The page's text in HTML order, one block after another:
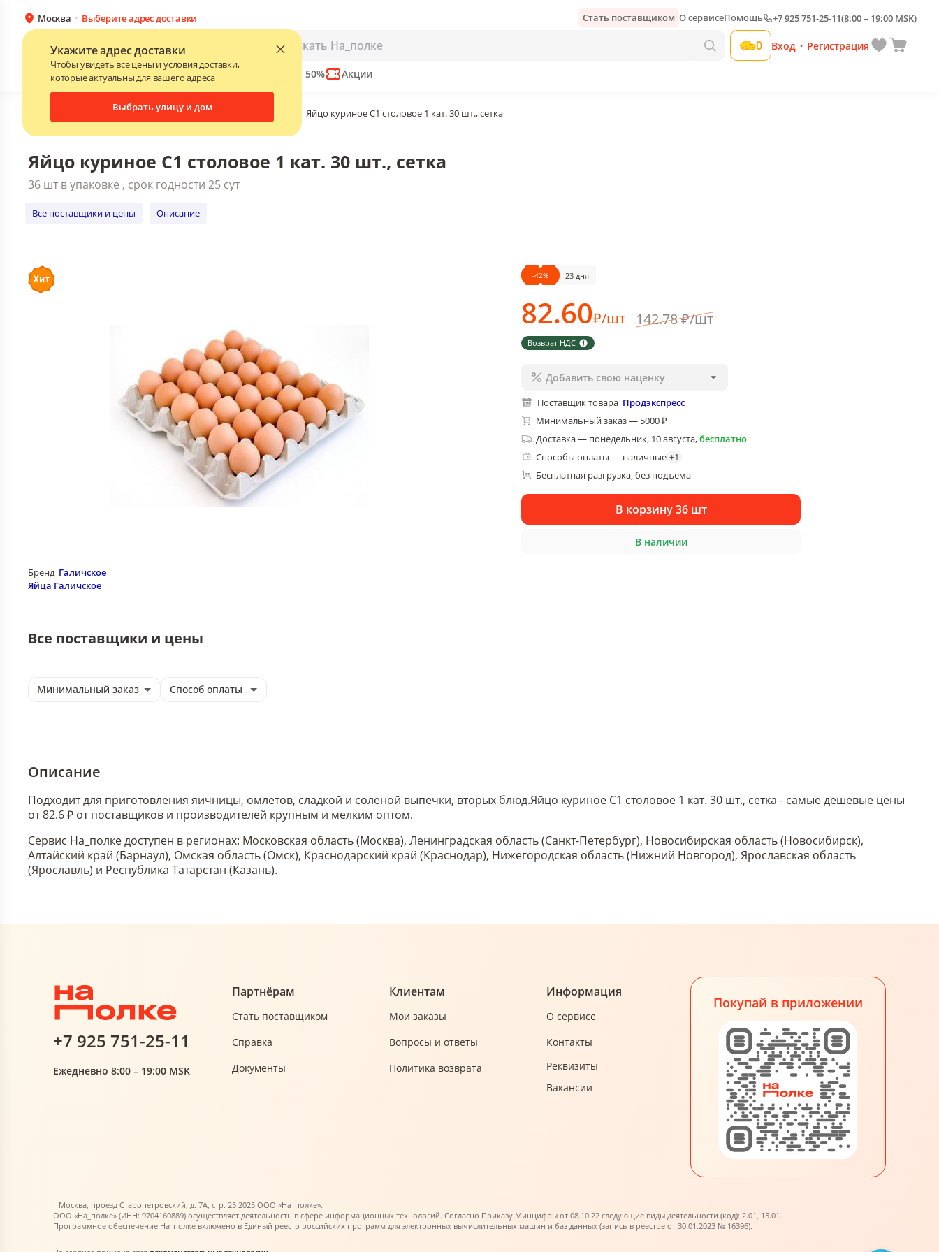
Москва Выберите адрес доставки
Укажите адрес доставки
Чтобы увидеть все цены и условия доставки,
которые актуальны для вашего адреса
Выбрать улицу и дом
Стать поставщиком О сервисеПомощь +7 925 751-25-11(8:00 – 19:00 MSK)
Каталог 0 Вход • Регистрация
БрендыПрайс-листы поставщиков Скидки до 50% Акции
Каталог • Молочные продукты, яйца Яйцо куриное С1 столовое 1 кат. 30 шт., сетка
Яйцо куриное С1 столовое 1 кат. 30 шт., сетка
36 шт в упаковке , срок годности 25 сут
Все поставщики и цены
Добавить свою наценку
Яйцо куриное С1 столовое 1 кат. 30 шт., сетка
36 шт в упаковке , срок годности 25 сут
Все поставщики и цены Описание
Бренд Галичское
Яйца Галичское
-42% 23 дня
82.60₽/шт 142.78₽/шт
Возврат НДС
Добавить свою наценку
Поставщик товара Продэкспресс
Минимальный заказ — 5000 ₽
Доставка— понедельник, 10 августа,бесплатно
Способы оплаты — наличные +1
Бесплатная разгрузка, без подъема
В корзину 36 шт
В наличии
Все поставщики и цены
Минимальный заказ Способ оплаты
Описание
Подходит для приготовления яичницы, омлетов, сладкой и соленой выпечки, вторых блюд.Яйцо куриное С1 столовое 1 кат. 30 шт., сетка - самые дешевые цены
от 82.6 ₽ от поставщиков и производителей крупным и мелким оптом.
Сервис На_полке доступен в регионах: Московская область (Москва), Ленинградская область (Санкт-Петербург), Новосибирская область (Новосибирск),
Алтайский край (Барнаул), Омская область (Омск), Краснодарский край (Краснодар), Нижегородская область (Нижний Новгород), Ярославская область
(Ярославль) и Республика Татарстан (Казань).
+7 925 751-25-11
Ежедневно 8:00 – 19:00 MSK
Партнёрам
Стать поставщиком
Справка
Документы
Клиентам
Мои заказы
Вопросы и ответы
Политика возврата
Информация
О сервисе
Контакты
Реквизиты
Вакансии
Покупай в приложении
г Москва, проезд Старопетровский, д. 7А, стр. 25 2025 ООО «На_полке».
ООО «На_полке» (ИНН: 9704160889) осуществляет деятельность в сфере информационных технологий. Согласно Приказу Минцифры от 08.10.22 следующие виды деятельности (код): 2.01, 15.01.
Программное обеспечение На_полке включено в Единый реестр российских программ для электронных вычислительных машин и баз данных (запись в реестре от 30.01.2023 № 16396).